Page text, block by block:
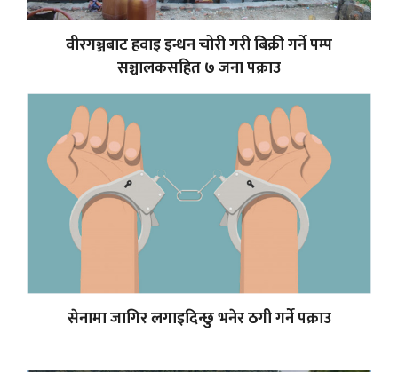
वीरगञ्जबाट हवाइ इन्धन चोरी गरी बिक्री गर्ने पम्प
सञ्चालकसहित ७ जना पक्राउ
सेनामा जागिर लगाइदिन्छु भनेर ठगी गर्ने पक्राउ